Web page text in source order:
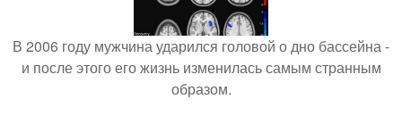
В 2006 году мужчина ударился головой о дно бассейна -
и после этого его жизнь изменилась самым странным
образом.